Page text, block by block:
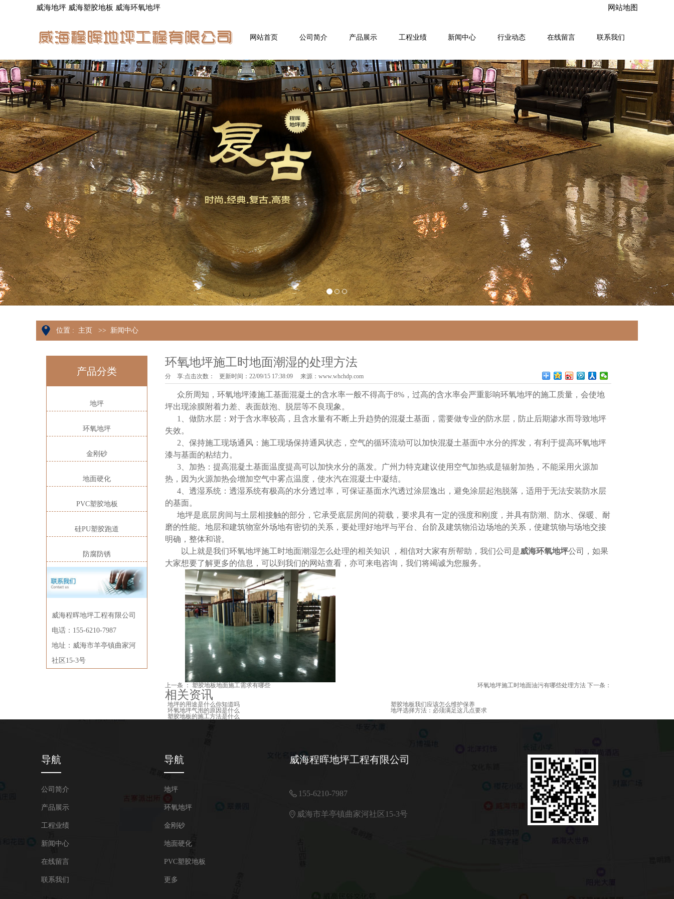
威海地坪 威海塑胶地板 威海环氧地坪 网站地图
网站首页 公司简介 产品展示 工程业绩 新闻中心 行业动态 在线留言 联系我们
位置 : 主页 >> 新闻中心
产品分类
地坪
环氧地坪
金刚砂
地面硬化
PVC塑胶地板
硅PU塑胶跑道
防腐防锈
威海程晖地坪工程有限公司
电话：155-6210-7987
地址：威海市羊亭镇曲家河
社区15-3号
环氧地坪施工时地面潮湿的处理方法
点击次数： 更新时间：22/09/15 17:38:09 来源： www.whchdp.com
分 享:
众所周知，环氧地坪漆施工基面混凝土的含水率一般不得高于8%，过高的含水率会严重影响环氧地坪的施工质量，会使地
坪出现涂膜附着力差、表面鼓泡、脱层等不良现象。
1、做防水层：对于含水率较高，且含水量有不断上升趋势的混凝土基面，需要做专业的防水层，防止后期渗水而导致地坪
失效。
2、保持施工现场通风：施工现场保持通风状态，空气的循环流动可以加快混凝土基面中水分的挥发，有利于提高环氧地坪
漆与基面的粘结力。
3、加热：提高混凝土基面温度提高可以加快水分的蒸发。广州力特克建议使用空气加热或是辐射加热，不能采用火源加
热，因为火源加热会增加空气中雾点温度，使水汽在混凝土中凝结。
4、透湿系统：透湿系统有极高的水分透过率，可保证基面水汽透过涂层逸出，避免涂层起泡脱落，适用于无法安装防水层
的基面。
地坪是底层房间与土层相接触的部分，它承受底层房间的荷载，要求具有一定的强度和刚度，并具有防潮、防水、保暖、耐
磨的性能。地层和建筑物室外场地有密切的关系，要处理好地坪与平台、台阶及建筑物沿边场地的关系，使建筑物与场地交接
明确，整体和谐。
以上就是我们环氧地坪施工时地面潮湿怎么处理的相关知识 ，相信对大家有所帮助，我们公司是威海环氧地坪公司，如果
大家想要了解更多的信息，可以到我们的网站查看，亦可来电咨询，我们将竭诚为您服务。
上一条 ： 塑胶地板地面施工需求有哪些 环氧地坪施工时地面油污有哪些处理方法 下一条：
相关资讯
地坪的用途是什么你知道吗
塑胶地板我们应该怎么维护保养
环氧地坪气泡的原因是什么
地坪选择方法：必须满足这几点要求
塑胶地板的施工方法是什么
导航
公司简介
产品展示
工程业绩
新闻中心
在线留言
联系我们
导航
地坪
环氧地坪
金刚砂
地面硬化
PVC塑胶地板
更多
威海程晖地坪工程有限公司
155-6210-7987
威海市羊亭镇曲家河社区15-3号